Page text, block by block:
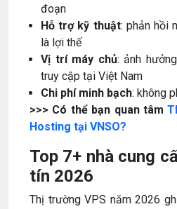
đoạn
Hỗ trợ kỹ thuật: phản hồi
là lợi thế
Vị trí máy chủ: ảnh
truy cập tại Việt Nam
Chi phí minh bạch: không
>>> Có thể bạn quan tâm
Hosting tại VNSO?
Top 7+ nhà cung
tín 2026
Thị trường VPS năm 2026